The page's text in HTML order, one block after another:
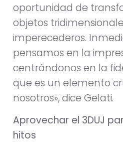
oportunidad de
objetos
imperecederos.
pensamos en la
centrándonos en la
que es un elemento
nosotros», dice Gelati.
Aprovechar el 3DUJ
hitos